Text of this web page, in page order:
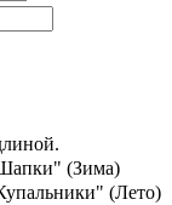
(Зима)
(Лето)